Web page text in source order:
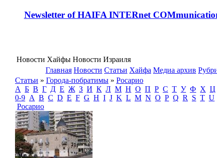
Newsletter of HAIFA INTERnet
Новости Хайфы Новости Израиля
Главная Новости Статьи Хайфа Медиа архив
Статьи » Города-побратимы » Росарио
А Б В Г Д Е Ж З И К Л М Н О П Р С Т У Ф Х Ц
0-9 A B C D E F G H I J K L M N O P Q R S T U
Росарио